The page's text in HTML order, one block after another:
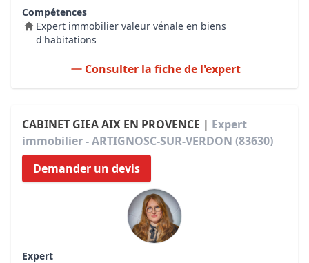
Compétences
Expert immobilier valeur vénale en biens
d'habitations
Consulter la fiche de l'expert
CABINET GIEA AIX EN PROVENCE | Expert
immobilier - ARTIGNOSC-SUR-VERDON (83630)
Demander un devis
Expert